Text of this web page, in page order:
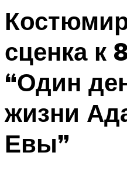
сценка к
“Один
жизни
Евы”